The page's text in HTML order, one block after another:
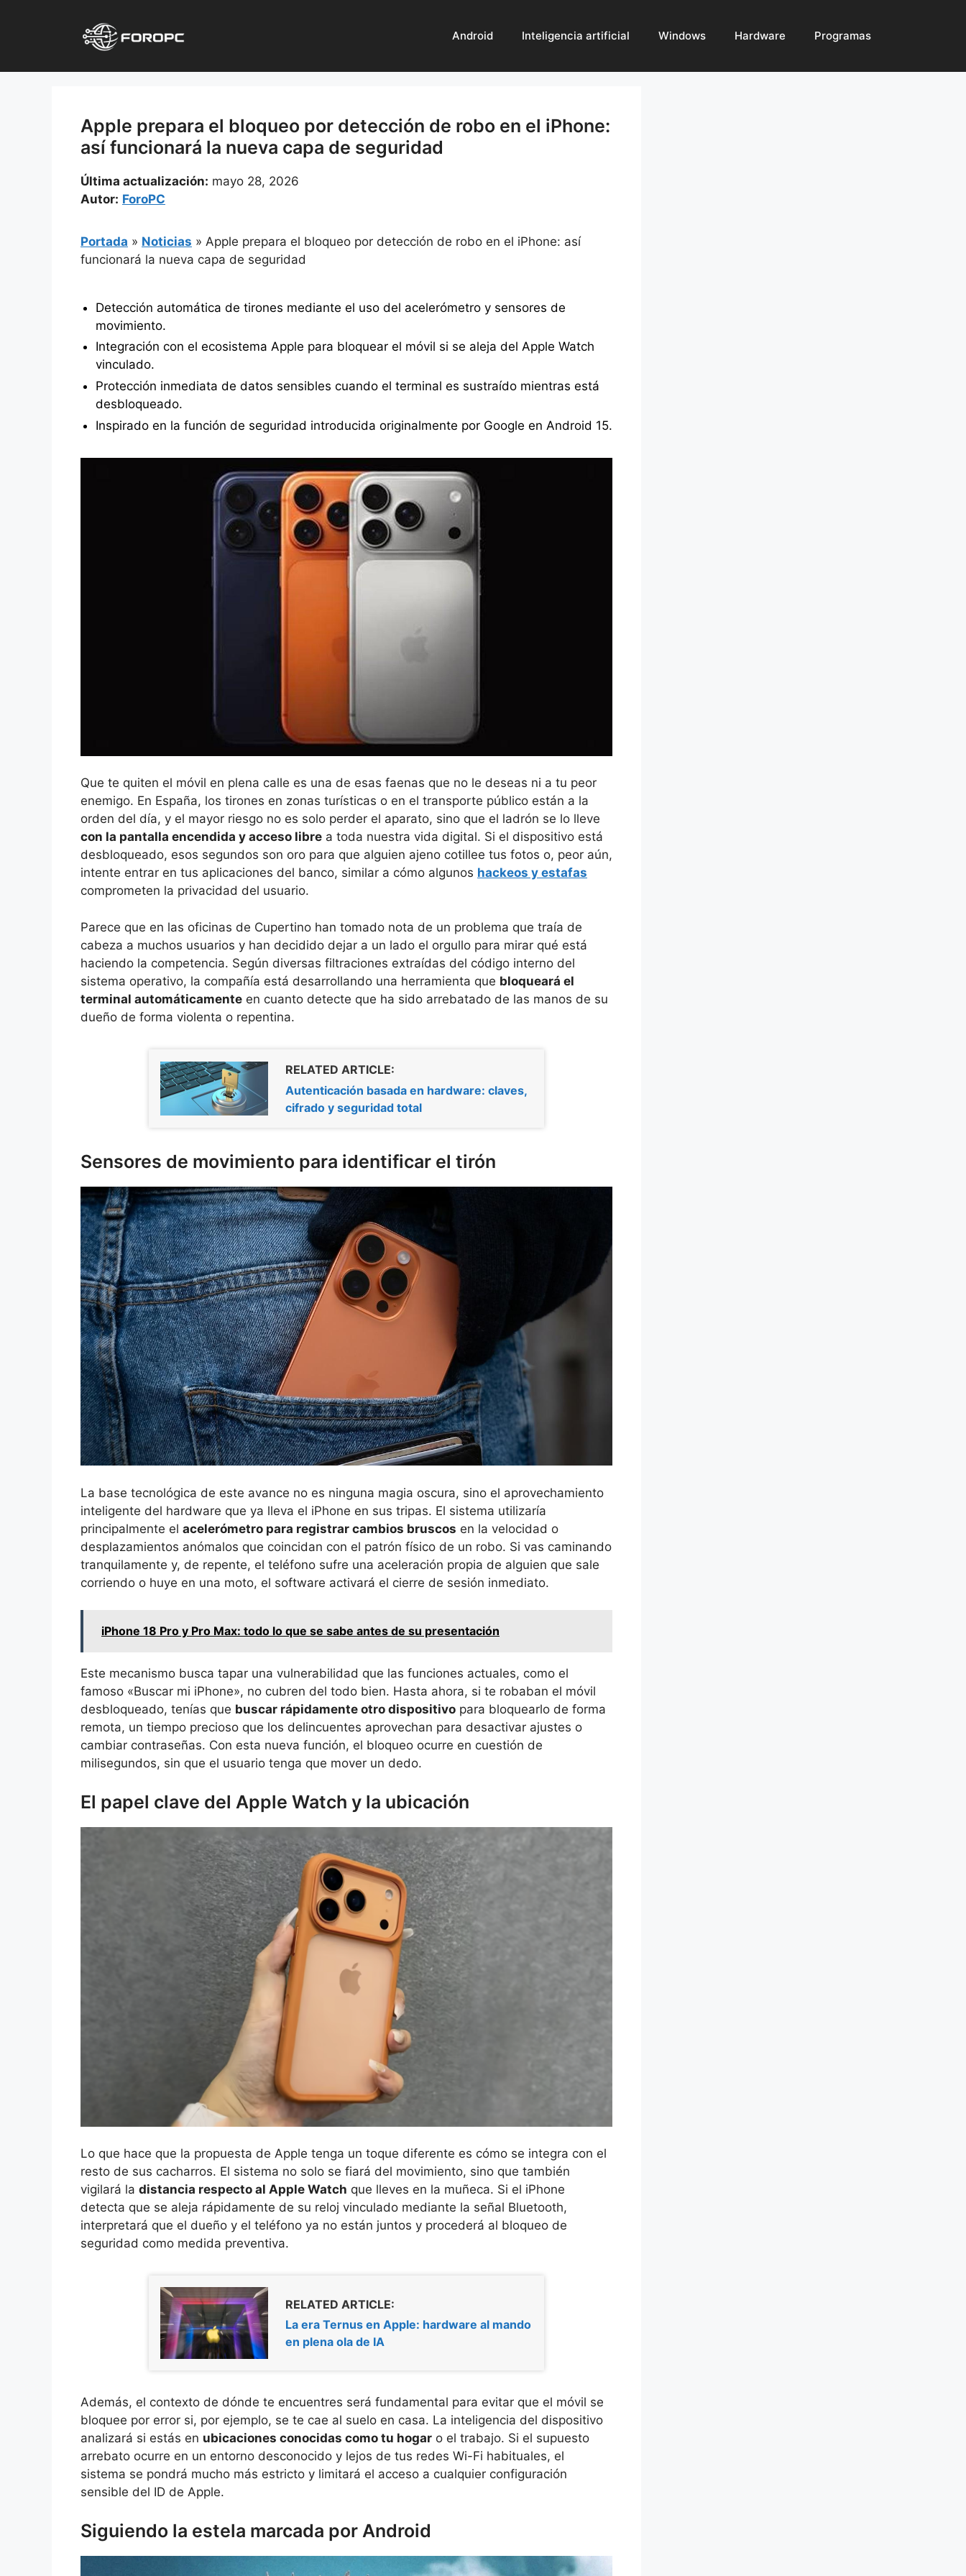
Android Inteligencia artificial Windows Hardware Programas
Apple prepara el bloqueo por detección de robo en el iPhone:
así funcionará la nueva capa de seguridad
Última actualización: mayo 28, 2026
Autor: ForoPC
Portada » Noticias » Apple prepara el bloqueo por detección de robo en el iPhone: así
funcionará la nueva capa de seguridad
Detección automática de tirones mediante el uso del acelerómetro y sensores de
movimiento.
Integración con el ecosistema Apple para bloquear el móvil si se aleja del Apple Watch
vinculado.
Protección inmediata de datos sensibles cuando el terminal es sustraído mientras está
desbloqueado.
Inspirado en la función de seguridad introducida originalmente por Google en Android 15.
Que te quiten el móvil en plena calle es una de esas faenas que no le deseas ni a tu peor
enemigo. En España, los tirones en zonas turísticas o en el transporte público están a la
orden del día, y el mayor riesgo no es solo perder el aparato, sino que el ladrón se lo lleve
con la pantalla encendida y acceso libre a toda nuestra vida digital. Si el dispositivo está
desbloqueado, esos segundos son oro para que alguien ajeno cotillee tus fotos o, peor aún,
intente entrar en tus aplicaciones del banco, similar a cómo algunos hackeos y estafas
comprometen la privacidad del usuario.
Parece que en las oficinas de Cupertino han tomado nota de un problema que traía de
cabeza a muchos usuarios y han decidido dejar a un lado el orgullo para mirar qué está
haciendo la competencia. Según diversas filtraciones extraídas del código interno del
sistema operativo, la compañía está desarrollando una herramienta que bloqueará el
terminal automáticamente en cuanto detecte que ha sido arrebatado de las manos de su
dueño de forma violenta o repentina.
RELATED ARTICLE:
Autenticación basada en hardware: claves,
cifrado y seguridad total
Sensores de movimiento para identificar el tirón
La base tecnológica de este avance no es ninguna magia oscura, sino el aprovechamiento
inteligente del hardware que ya lleva el iPhone en sus tripas. El sistema utilizaría
principalmente el acelerómetro para registrar cambios bruscos en la velocidad o
desplazamientos anómalos que coincidan con el patrón físico de un robo. Si vas caminando
tranquilamente y, de repente, el teléfono sufre una aceleración propia de alguien que sale
corriendo o huye en una moto, el software activará el cierre de sesión inmediato.
iPhone 18 Pro y Pro Max: todo lo que se sabe antes de su presentación
Este mecanismo busca tapar una vulnerabilidad que las funciones actuales, como el
famoso «Buscar mi iPhone», no cubren del todo bien. Hasta ahora, si te robaban el móvil
desbloqueado, tenías que buscar rápidamente otro dispositivo para bloquearlo de forma
remota, un tiempo precioso que los delincuentes aprovechan para desactivar ajustes o
cambiar contraseñas. Con esta nueva función, el bloqueo ocurre en cuestión de
milisegundos, sin que el usuario tenga que mover un dedo.
El papel clave del Apple Watch y la ubicación
Lo que hace que la propuesta de Apple tenga un toque diferente es cómo se integra con el
resto de sus cacharros. El sistema no solo se fiará del movimiento, sino que también
vigilará la distancia respecto al Apple Watch que lleves en la muñeca. Si el iPhone
detecta que se aleja rápidamente de su reloj vinculado mediante la señal Bluetooth,
interpretará que el dueño y el teléfono ya no están juntos y procederá al bloqueo de
seguridad como medida preventiva.
RELATED ARTICLE:
La era Ternus en Apple: hardware al mando
en plena ola de IA
Además, el contexto de dónde te encuentres será fundamental para evitar que el móvil se
bloquee por error si, por ejemplo, se te cae al suelo en casa. La inteligencia del dispositivo
analizará si estás en ubicaciones conocidas como tu hogar o el trabajo. Si el supuesto
arrebato ocurre en un entorno desconocido y lejos de tus redes Wi-Fi habituales, el
sistema se pondrá mucho más estricto y limitará el acceso a cualquier configuración
sensible del ID de Apple.
Siguiendo la estela marcada por Android